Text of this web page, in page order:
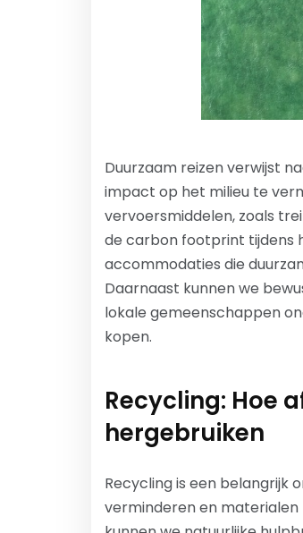
Duurzaam reizen verwijst
impact op het milieu te
vervoersmiddelen, zoals
de carbon footprint tijdens
accommodaties die
Daarnaast kunnen we
lokale gemeenschappen
kopen.
Recycling: Hoe
hergebruiken
Recycling is een belangrijk
verminderen en materialen